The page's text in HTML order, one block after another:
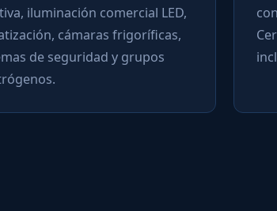
iluminación comercial LED,
cámaras frigoríficas,
de seguridad y grupos